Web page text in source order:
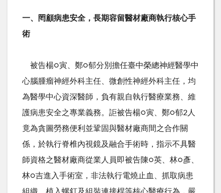
一、罔顧病患安全，長期容留醫材廠商執行核心手
術
被告楊○寅、鄭○郁分別擔任臺中榮總神經醫學中
心腦腫瘤神經外科主任、微創性神經外科主任，均
為醫學中心資深醫師，負有親自執行醫療業務、維
護病患安全之專業義務。詎被告楊○寅、鄭○郁2 人
竟為貪圖勞務便利並鞏固與醫材廠商間之合作關
係，於執行脊椎內視鏡及融合手術時，指示不具醫
師資格之醫材廠商從業人員即被告陳○英、林○彥、
林○吉進入手術室，非法執行電燒止血、抓取病患
組織、植入螺釘及組裝連接桿等核心醫療行為，嚴